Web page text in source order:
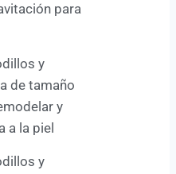
para
y
de tamaño
y
a la piel
y